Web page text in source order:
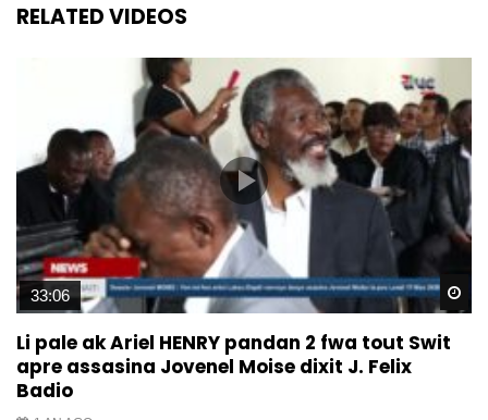
RELATED VIDEOS
33:06
Li pale ak Ariel HENRY pandan 2 fwa tout Swit
apre assasina Jovenel Moise dixit J. Felix
Badio